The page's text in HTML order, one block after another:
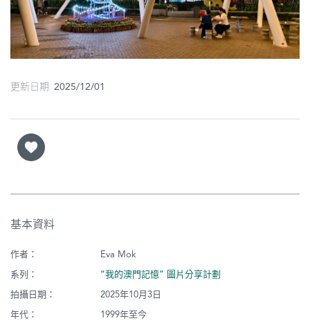
地
圖
媽
堂
街
市
更新日期 2025/12/01
基本資料
作者：
Eva Mok
系列：
“我的澳門記憶” 圖片分享計劃
拍攝日期：
2025年10月3日
年代：
1999年至今